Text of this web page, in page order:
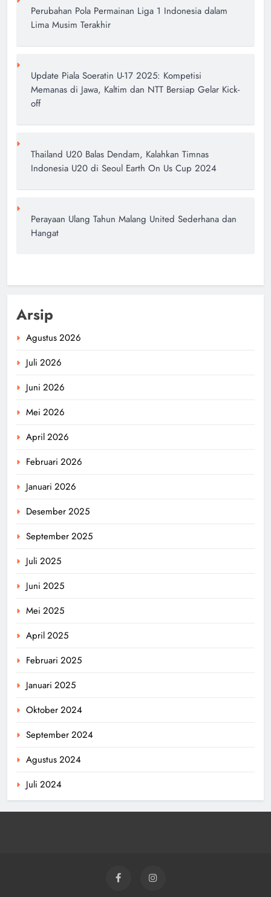
author 7 bulan ago 0
dalam Sistem Sepak Bola Modern
author 7 bulan ago
Perubahan Pola Permainan Liga 1 Indonesia dalam
Lima Musim Terakhir
Update Piala Soeratin U-17 2025: Kompetisi
Memanas di Jawa, Kaltim dan NTT Bersiap Gelar Kick-
off
Thailand U20 Balas Dendam, Kalahkan Timnas
Indonesia U20 di Seoul Earth On Us Cup 2024
Perayaan Ulang Tahun Malang United Sederhana dan
Hangat
Arsip
Agustus 2026
Juli 2026
Juni 2026
Mei 2026
April 2026
Februari 2026
Januari 2026
Desember 2025
September 2025
Juli 2025
Juni 2025
Mei 2025
April 2025
Februari 2025
Januari 2025
Oktober 2024
September 2024
Agustus 2024
Juli 2024